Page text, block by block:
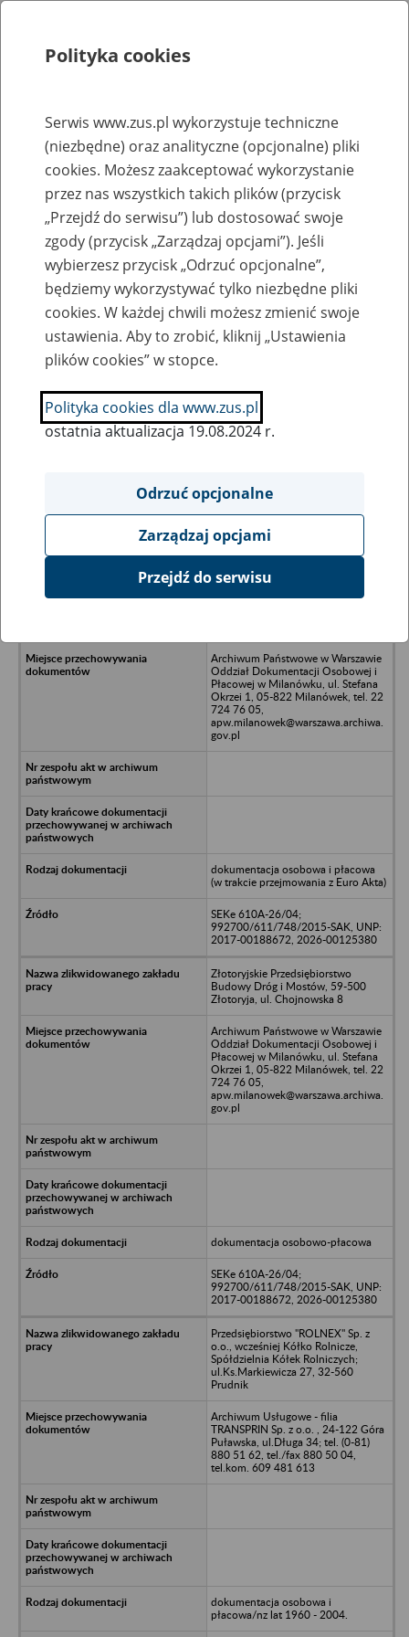
Rejestry, ewidencje i archiwa
Baza zlikwidowanych lub
przekształconych zakładów pracy
Nazwa zakładu pracy:
SZUKAJ
Ukryj wszystkie pozycje bazy
Dalgety Alczes Spółka z o.o., 87-700
Archiwum Państwowe w Warszawie
Oddział Dokumentacji Osobowej i
Płacowej w Milanówku, ul. Stefana
Okrzei 1, 05-822 Milanówek, tel. 22
724 76 05,
apw.milanowek@warszawa.archiwa.
gov.pl
dokumentacja osobowa i płacowa
(w trakcie przejmowania z Euro Akta)
SEKe 610A-26/04;
992700/611/748/2015-SAK, UNP:
2017-00188672, 2026-00125380
Złotoryjskie Przedsiębiorstwo
Budowy Dróg i Mostów, 59-500
Złotoryja, ul. Chojnowska 8
Archiwum Państwowe w Warszawie
Oddział Dokumentacji Osobowej i
Płacowej w Milanówku, ul. Stefana
Okrzei 1, 05-822 Milanówek, tel. 22
724 76 05,
apw.milanowek@warszawa.archiwa.
gov.pl
dokumentacja osobowo-płacowa
SEKe 610A-26/04;
992700/611/748/2015-SAK, UNP:
2017-00188672, 2026-00125380
Przedsiębiorstwo "ROLNEX" Sp. z
o.o., wcześniej Kółko Rolnicze,
Spółdzielnia Kółek Rolniczych;
ul.Ks.Markiewicza 27, 32-560
Prudnik
Archiwum Usługowe - filia
TRANSPRIN Sp. z o.o. , 24-122 Góra
Puławska, ul.Długa 34; tel. (0-81)
880 51 62, tel./fax 880 50 04,
tel.kom. 609 481 613
dokumentacja osobowa i
płacowa/nz lat 1960 - 2004.
Polityka cookies
Serwis www.zus.pl wykorzystuje techniczne
(niezbędne) oraz analityczne (opcjonalne) pliki
cookies. Możesz zaakceptować wykorzystanie
przez nas wszystkich takich plików (przycisk
„Przejdź do serwisu”) lub dostosować swoje
zgody (przycisk „Zarządzaj opcjami”). Jeśli
wybierzesz przycisk „Odrzuć opcjonalne”,
będziemy wykorzystywać tylko niezbędne pliki
cookies. W każdej chwili możesz zmienić swoje
ustawienia. Aby to zrobić, kliknij „Ustawienia
plików cookies” w stopce.
Polityka cookies dla www.zus.pl
ostatnia aktualizacja 19.08.2024 r.
Odrzuć opcjonalne
Zarządzaj opcjami
Przejdź do serwisu